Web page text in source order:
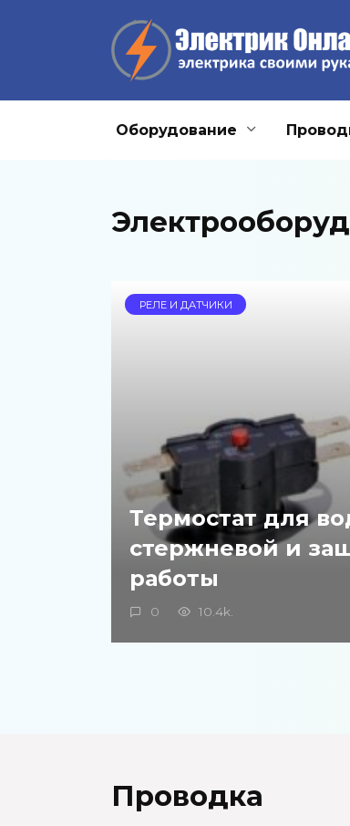
Оборудование
РЕЛЕ И ДАТЧИКИ
Термостат для
стержневой и
работы
0 10.4k.
Проводка